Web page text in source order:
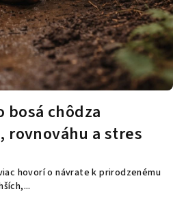
bosá chôdza
a stres
hovorí o návrate k prirodzenému